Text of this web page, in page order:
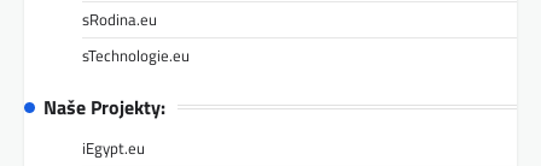
sRodina.eu
sTechnologie.eu
Naše Projekty:
iEgypt.eu